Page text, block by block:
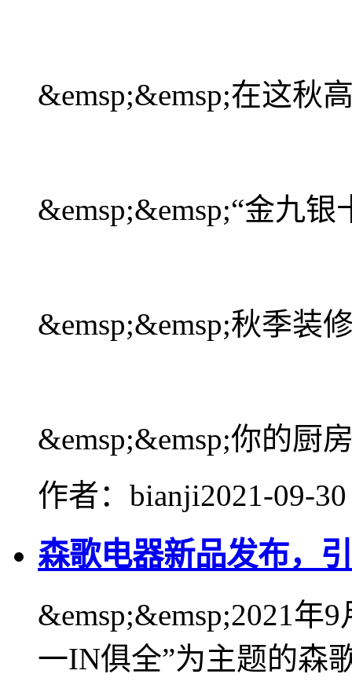
&emsp;&emsp;在这秋
&emsp;&emsp;“金九银
&emsp;&emsp;秋季装
&emsp;&emsp;你的厨
作者：bianji2021-09-
森歌电器新品发布，
&emsp;&emsp;2021年
一IN俱全”为主题的森